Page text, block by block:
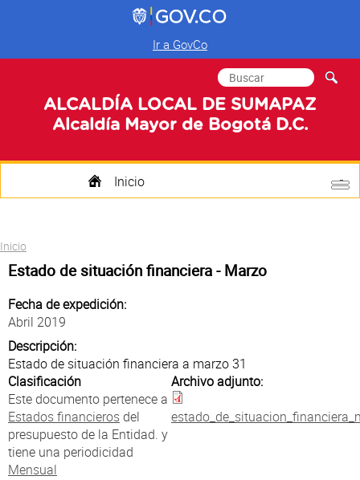
Ir a GovCo
ALCALDÍA LOCAL DE SUMAPAZ
Alcaldía Mayor de Bogotá D.C.
Formulario de
búsqueda
Buscar
Inicio
Atención al Ciudadano
Usted está aquí
Inicio
Estado de situación financiera - Marzo
Fecha de expedición:
Abril 2019
Descripción:
Estado de situación financiera a marzo 31
Clasificación
Este documento pertenece a
Estados financierosdel
presupuesto de la Entidad. y
tiene una periodicidad
Mensual
Archivo adjunto: